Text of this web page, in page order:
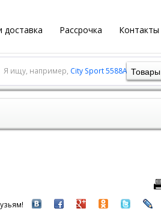
доставка Рассрочка Контакты
Я ищу, например, City Sport 5588A-1Товары